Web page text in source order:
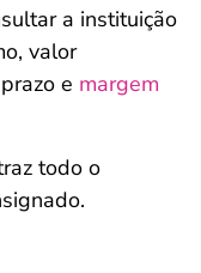
a instituição
valor
e margem
todo o